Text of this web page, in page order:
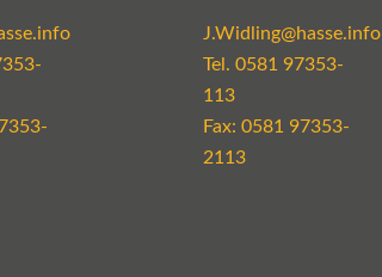
J.Widling@hasse.info
Tel. 0581 97353-
113
Fax: 0581 97353-
2113